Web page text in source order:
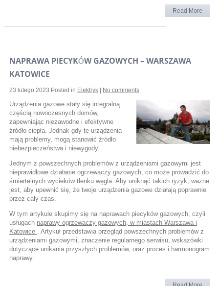
Read More
NAPRAWA PIECYKÓW GAZOWYCH – WARSZAWA
KATOWICE
23 lutego 2023 Posted in Elektryk| No comments
Urządzenia gazowe stały się integralną
częścią nowoczesnych domów,
zapewniając niezawodne i efektywne
źródło ciepła. Jednak gdy te urządzenia
mają problemy, mogą stanowić źródło
niebezpieczeństwa i niewygody.
Jednym z powszechnych problemów z urządzeniami gazowymi jest
nieprawidłowe działanie ogrzewaczy gazowych, co może prowadzić do
śmiertelnych wycieków tlenku węgla. Aby uniknąć takich ryzyk, ważne
jest, aby upewnić się, że twoje urządzenia gazowe działają poprawnie
przez cały czas.
W tym artykule skupimy się na naprawach piecyków gazowych, czyli
usługach naprawy ogrzewaczy gazowych, w miastach Warszawa i
Katowice . Artykuł przedstawia przegląd powszechnych problemów z
urządzeniami gazowymi, znaczenie regularnego serwisu, wskazówki
dotyczące unikania przyszłych problemów, oraz proces i harmonogram
naprawy.